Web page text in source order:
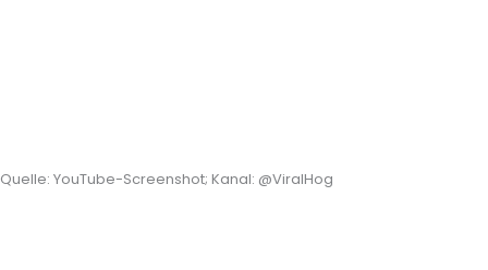
Quelle: YouTube-Screenshot; Kanal: @ViralHog